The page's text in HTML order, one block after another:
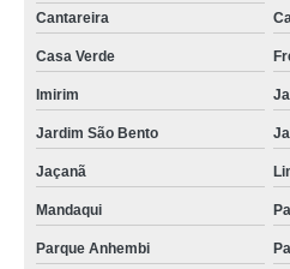
Cantareira
Casa Verde
Imirim
Jardim São Bento
Jaçanã
Mandaqui
Parque Anhembi